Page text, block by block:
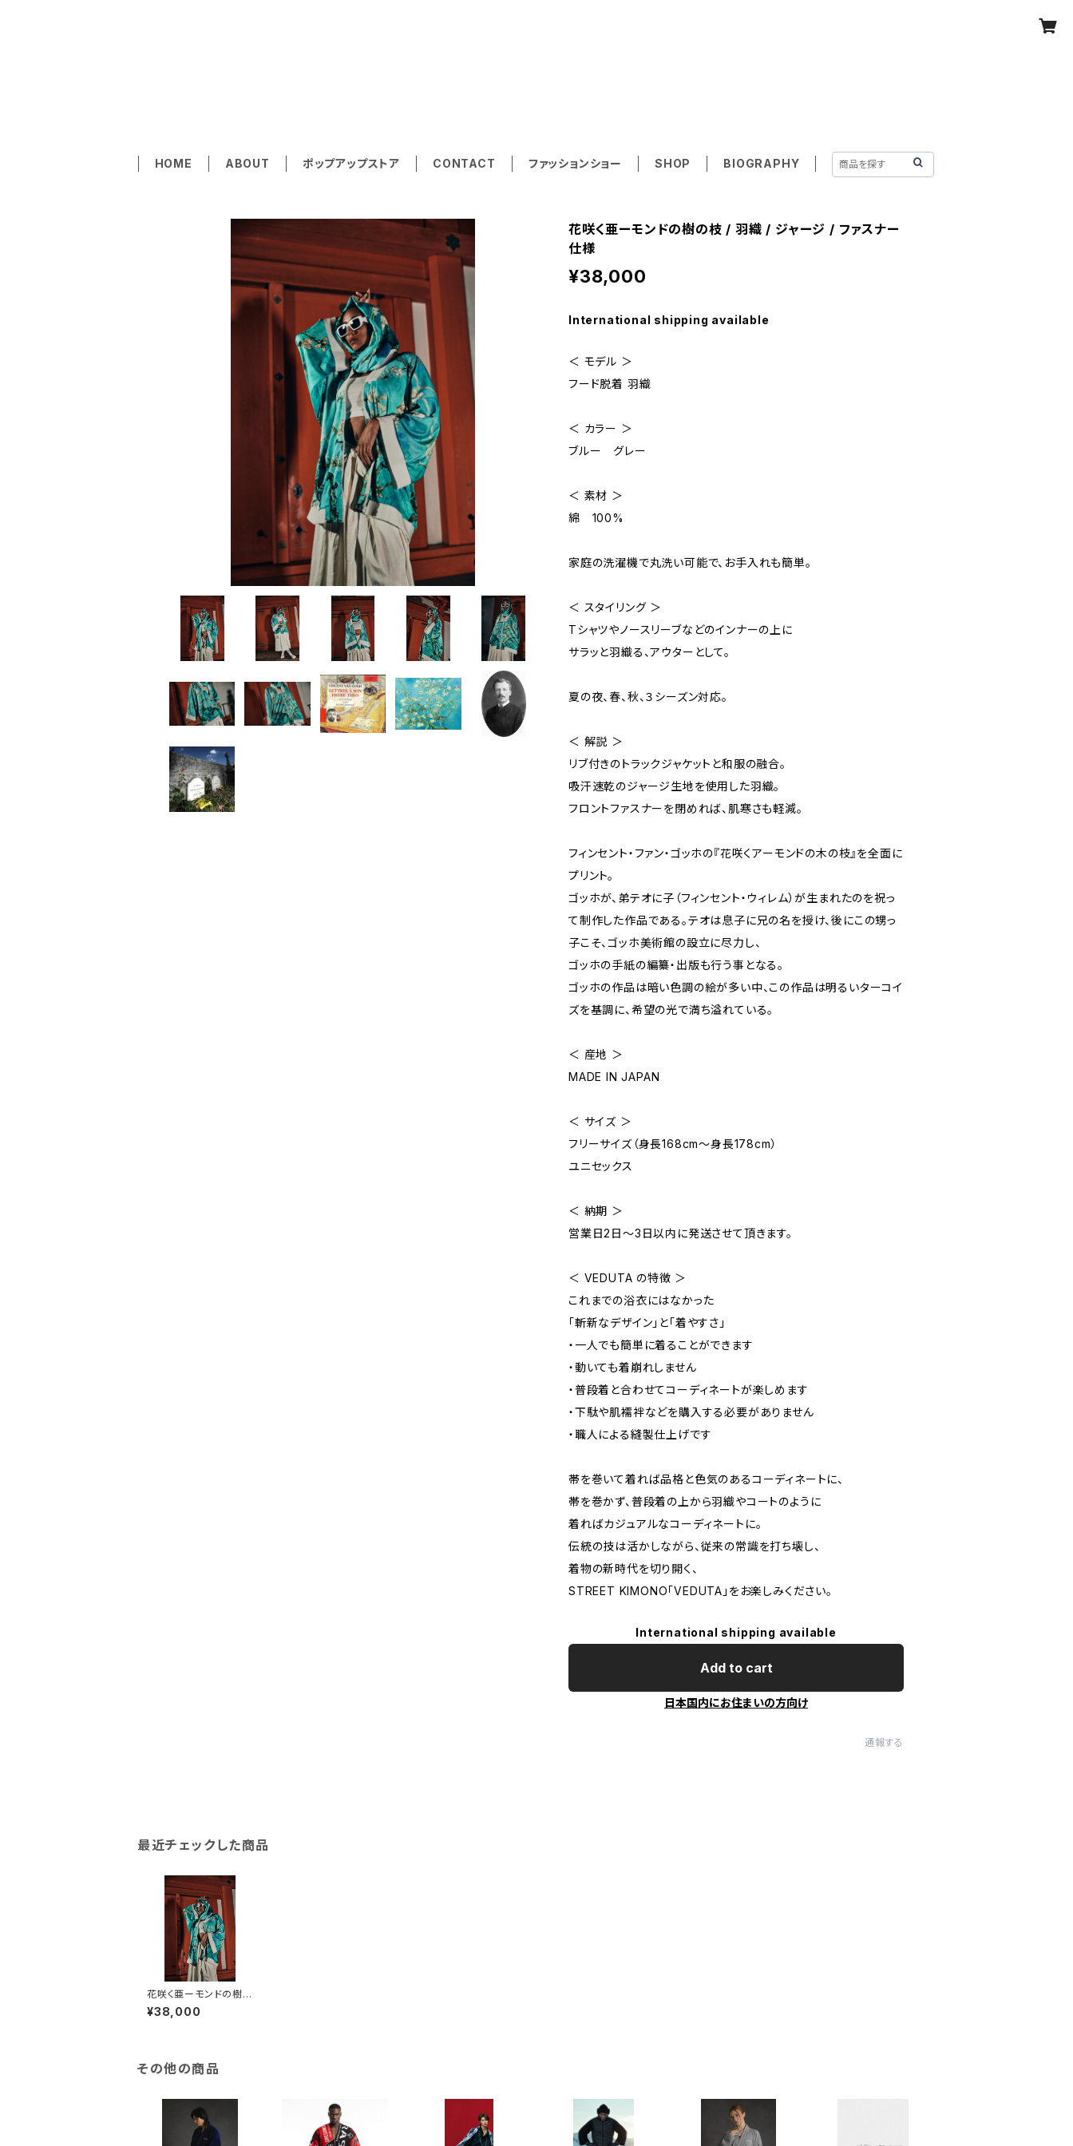
HOME ABOUT ポップアップストア CONTACT ファッションショー SHOP BIOGRAPHY
花咲く亜ーモンドの樹の枝 / 羽織 / ジャージ / ファスナー
仕様
¥38,000
International shipping available
＜ モデル ＞
フード脱着 羽織
＜ カラー ＞
ブルー グレー
＜ 素材 ＞
綿 100%
家庭の洗濯機で丸洗い可能で、お手入れも簡単。
＜ スタイリング ＞
Tシャツやノースリーブなどのインナーの上に
サラッと羽織る、アウターとして。
夏の夜、春、秋、３シーズン対応。
＜ 解説 ＞
リブ付きのトラックジャケットと和服の融合。
吸汗速乾のジャージ生地を使用した羽織。
フロントファスナーを閉めれば、肌寒さも軽減。
フィンセント・ファン・ゴッホの『花咲くアーモンドの木の枝』を全面に
プリント。
ゴッホが、弟テオに子（フィンセント・ウィレム）が生まれたのを祝っ
て制作した作品である。テオは息子に兄の名を授け、後にこの甥っ
子こそ、ゴッホ美術館の設立に尽力し、
ゴッホの手紙の編纂・出版も行う事となる。
ゴッホの作品は暗い色調の絵が多い中、この作品は明るいターコイ
ズを基調に、希望の光で満ち溢れている。
＜ 産地 ＞
MADE IN JAPAN
＜ サイズ ＞
フリーサイズ（身長168cm〜身長178cm）
ユニセックス
＜ 納期 ＞
営業日2日〜3日以内に発送させて頂きます。
＜ VEDUTA の特徴 ＞
これまでの浴衣にはなかった
「斬新なデザイン」と「着やすさ」
・一人でも簡単に着ることができます
・動いても着崩れしません
・普段着と合わせてコーディネートが楽しめます
・下駄や肌襦袢などを購入する必要がありません
・職人による縫製仕上げです
帯を巻いて着れば品格と色気のあるコーディネートに、
帯を巻かず、普段着の上から羽織やコートのように
着ればカジュアルなコーディネートに。
伝統の技は活かしながら、従来の常識を打ち壊し、
着物の新時代を切り開く、
STREET KIMONO「VEDUTA」をお楽しみください。
International shipping available
Add to cart
日本国内にお住まいの方向け
通報する
最近チェックした商品
花咲く亜ーモンドの樹
の枝 / 羽織 / ジャージ
/ ファスナー仕様
¥38,000
その他の商品